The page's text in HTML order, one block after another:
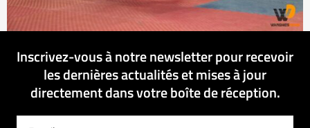
Inscrivez-vous à notre newsletter pour recevoir
les dernières actualités et mises à jour
directement dans votre boîte de réception.